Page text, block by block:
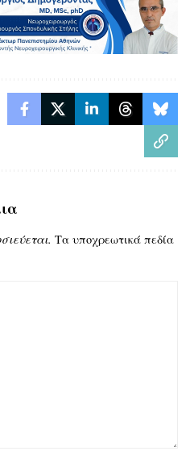
Τα υποχρεωτικά πεδία